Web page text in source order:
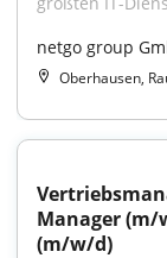
netgo group
Oberhausen,
Manager (m/
(m/w/d)